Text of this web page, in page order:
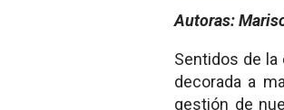
Autoras:
Sentidos de la
decorada a
gestión de